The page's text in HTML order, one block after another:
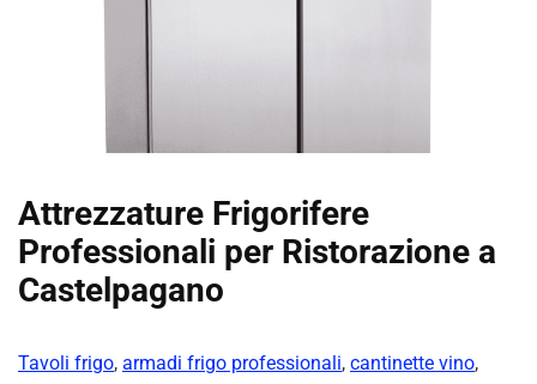
Attrezzature Frigorifere
Professionali per Ristorazione a
Castelpagano
Tavoli frigo, armadi frigo professionali, cantinette vino,